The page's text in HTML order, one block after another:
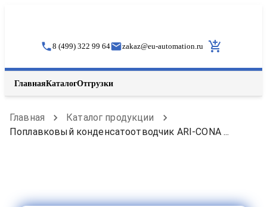
8 (499) 322 99 64 zakaz@eu-automation.ru
ГлавнаяКаталогОтгрузки
Главная
Каталог продукции
Поплавковый конденсатоотводчик ARI-CONA ...